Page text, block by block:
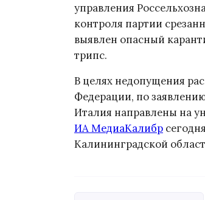
управления
контроля партии
выявлен опасный
трипс.
В целях недопущения
Федерации, по
Италия направлены на
ИА МедиаКалибр
Калининградской